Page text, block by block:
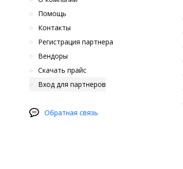
Помощь
Контакты
Регистрация партнера
Вендоры
Скачать прайс
Вход для партнеров
Обратная связь